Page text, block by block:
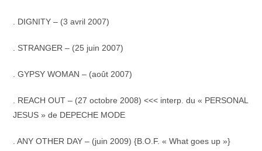
. DIGNITY – (3 avril 2007)
. STRANGER – (25 juin 2007)
. GYPSY WOMAN – (août 2007)
. REACH OUT – (27 octobre 2008) <<< interp. du « PERSONAL
JESUS » de DEPECHE MODE
. ANY OTHER DAY – (juin 2009) {B.O.F. « What goes up »}